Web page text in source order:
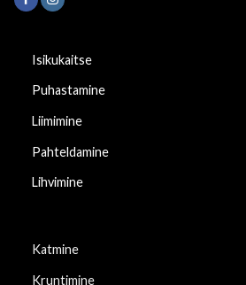
Isikukaitse
Puhastamine
Liimimine
Pahteldamine
Lihvimine
Katmine
Kruntimine